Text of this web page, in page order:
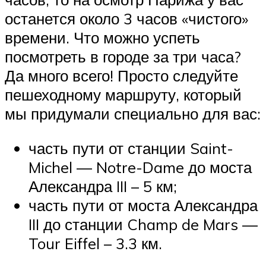
останется около 3 часов «чистого»
времени. Что можно успеть
посмотреть в городе за три часа?
Да много всего! Просто следуйте
пешеходному маршруту, который
мы придумали специально для вас:
часть пути от станции Saint-
Michel — Notre-Dame до моста
Александра III – 5 км;
часть пути от моста Александра
III до станции Champ de Mars —
Tour Eiffel – 3.3 км.